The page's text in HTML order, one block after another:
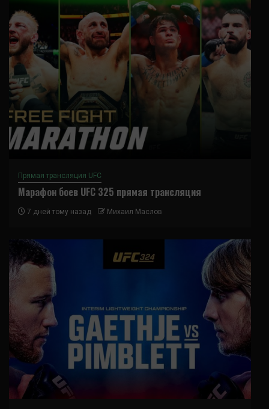
Прямая трансляция UFC
Марафон боев UFC 325 прямая трансляция
7 дней тому назад Михаил Маслов